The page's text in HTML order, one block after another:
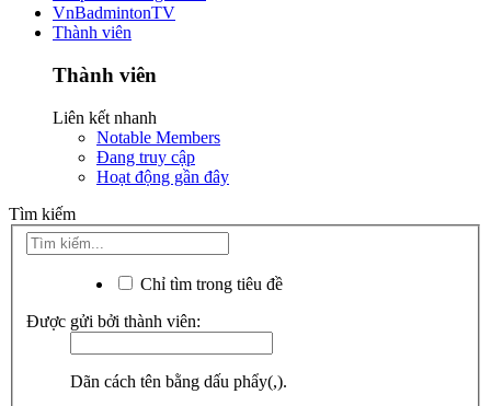
VnBadmintonTV
Thành viên
Thành viên
Liên kết nhanh
Notable Members
Đang truy cập
Hoạt động gần đây
Tìm kiếm
Chỉ tìm trong tiêu đề
Được gửi bởi thành viên:
Dãn cách tên bằng dấu phẩy(,).